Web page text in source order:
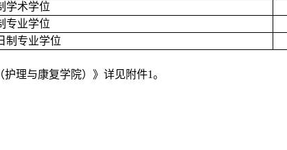
学术学位
专业学位
制专业学位
理与康复学院）》详见 附件1。